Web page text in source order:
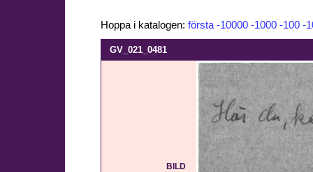
Hoppa i katalogen: första -10000 -1000 -100 -
GV_021_0481
BILD